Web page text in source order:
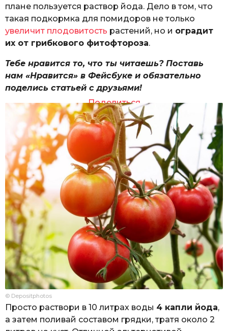
плане пользуется раствор йода. Дело в том, что
такая подкормка для помидоров не только
увеличит плодовитость растений, но и оградит
их от грибкового фитофтороза.
Тебе нравится то, что ты читаешь? Поставь
нам «Нравится» в Фейсбуке и обязательно
поделись статьей с друзьями!
Поделиться
© Depositphotos
Просто раствори в 10 литрах воды 4 капли йода,
а затем поливай составом грядки, тратя около 2